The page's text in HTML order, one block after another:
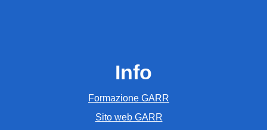
Info
Formazione GARR
Sito web GARR